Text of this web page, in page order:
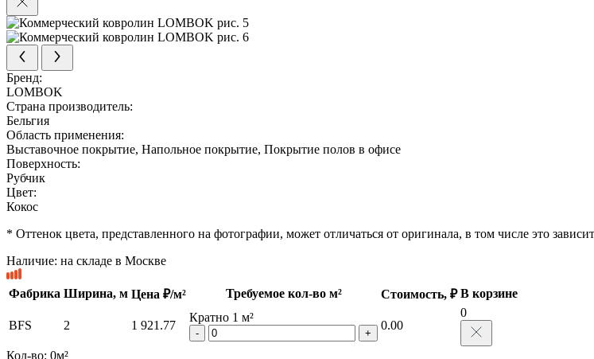
Бренд:
LOMBOK
Страна производитель:
Бельгия
Область применения:
Выставочное покрытие, Напольное покрытие, Покрытие полов в офисе
Поверхность:
Рубчик
Цвет:
Кокос
* Оттенок цвета, представленного на фотографии, может отличаться от оригинала, в том числе это
Наличие: на складе в Москве
Фабрика Ширина, м Цена ₽/м² Требуемое кол-во м² Стоимость, ₽ В корзине
BFS 2 1 921.77
Кратно 1 м²
- +
0.00
0
Кол-во: 0м²